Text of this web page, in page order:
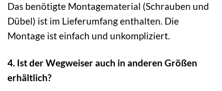
Das benötigte Montagematerial (Schrauben und
Dübel) ist im Lieferumfang enthalten. Die
Montage ist einfach und unkompliziert.
4. Ist der Wegweiser auch in anderen Größen
erhältlich?